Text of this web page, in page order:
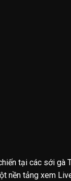
tại các sới gà
nền tảng xem